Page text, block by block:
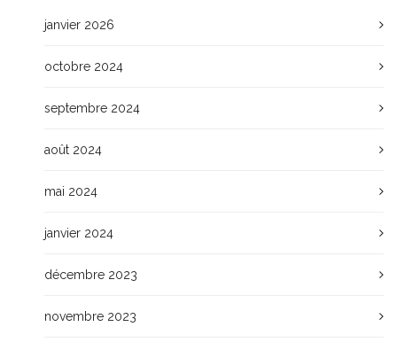
janvier 2026
octobre 2024
septembre 2024
août 2024
mai 2024
janvier 2024
décembre 2023
novembre 2023